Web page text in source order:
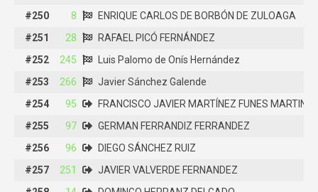
#250 8
ENRIQUE CARLOS DE BORBÓN DE ZULOAGA
#251
28
RAFAEL PICÓ FERNÁNDEZ
#252
245
Luis Palomo de Onís Hernández
#253
266
Javier Sánchez Galende
#254
95
FRANCISCO JAVIER MARTÍNEZ FUNES MARTINEZ
#255
97
GERMAN FERRANDIZ FERRANDEZ
#256
96
DIEGO SÁNCHEZ RUIZ
#257
251
JAVIER VALVERDE FERNANDEZ
#250
ENRIQUE CARLOS DE BORBÓN DE ZULOAGA
#251
RAFAEL PICÓ FERNÁNDEZ
#252
245
Luis Palomo de Onís Hernández
#253
266
Javier Sánchez Galende
#254
95
FRANCISCO JAVIER MARTÍNEZ FUNES MARTINEZ
#255
97
GERMAN FERRANDIZ FERRANDEZ
#256
96
DIEGO SÁNCHEZ RUIZ
#257
251
JAVIER VALVERDE FERNANDEZ